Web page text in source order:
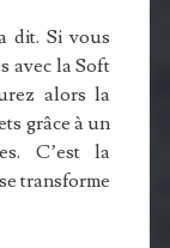
dit. Si vous
avec la Soft
alors la
grâce à un
C’est la
transforme